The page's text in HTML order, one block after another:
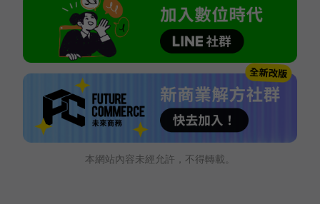
本網站內容未經允許，不得轉載。